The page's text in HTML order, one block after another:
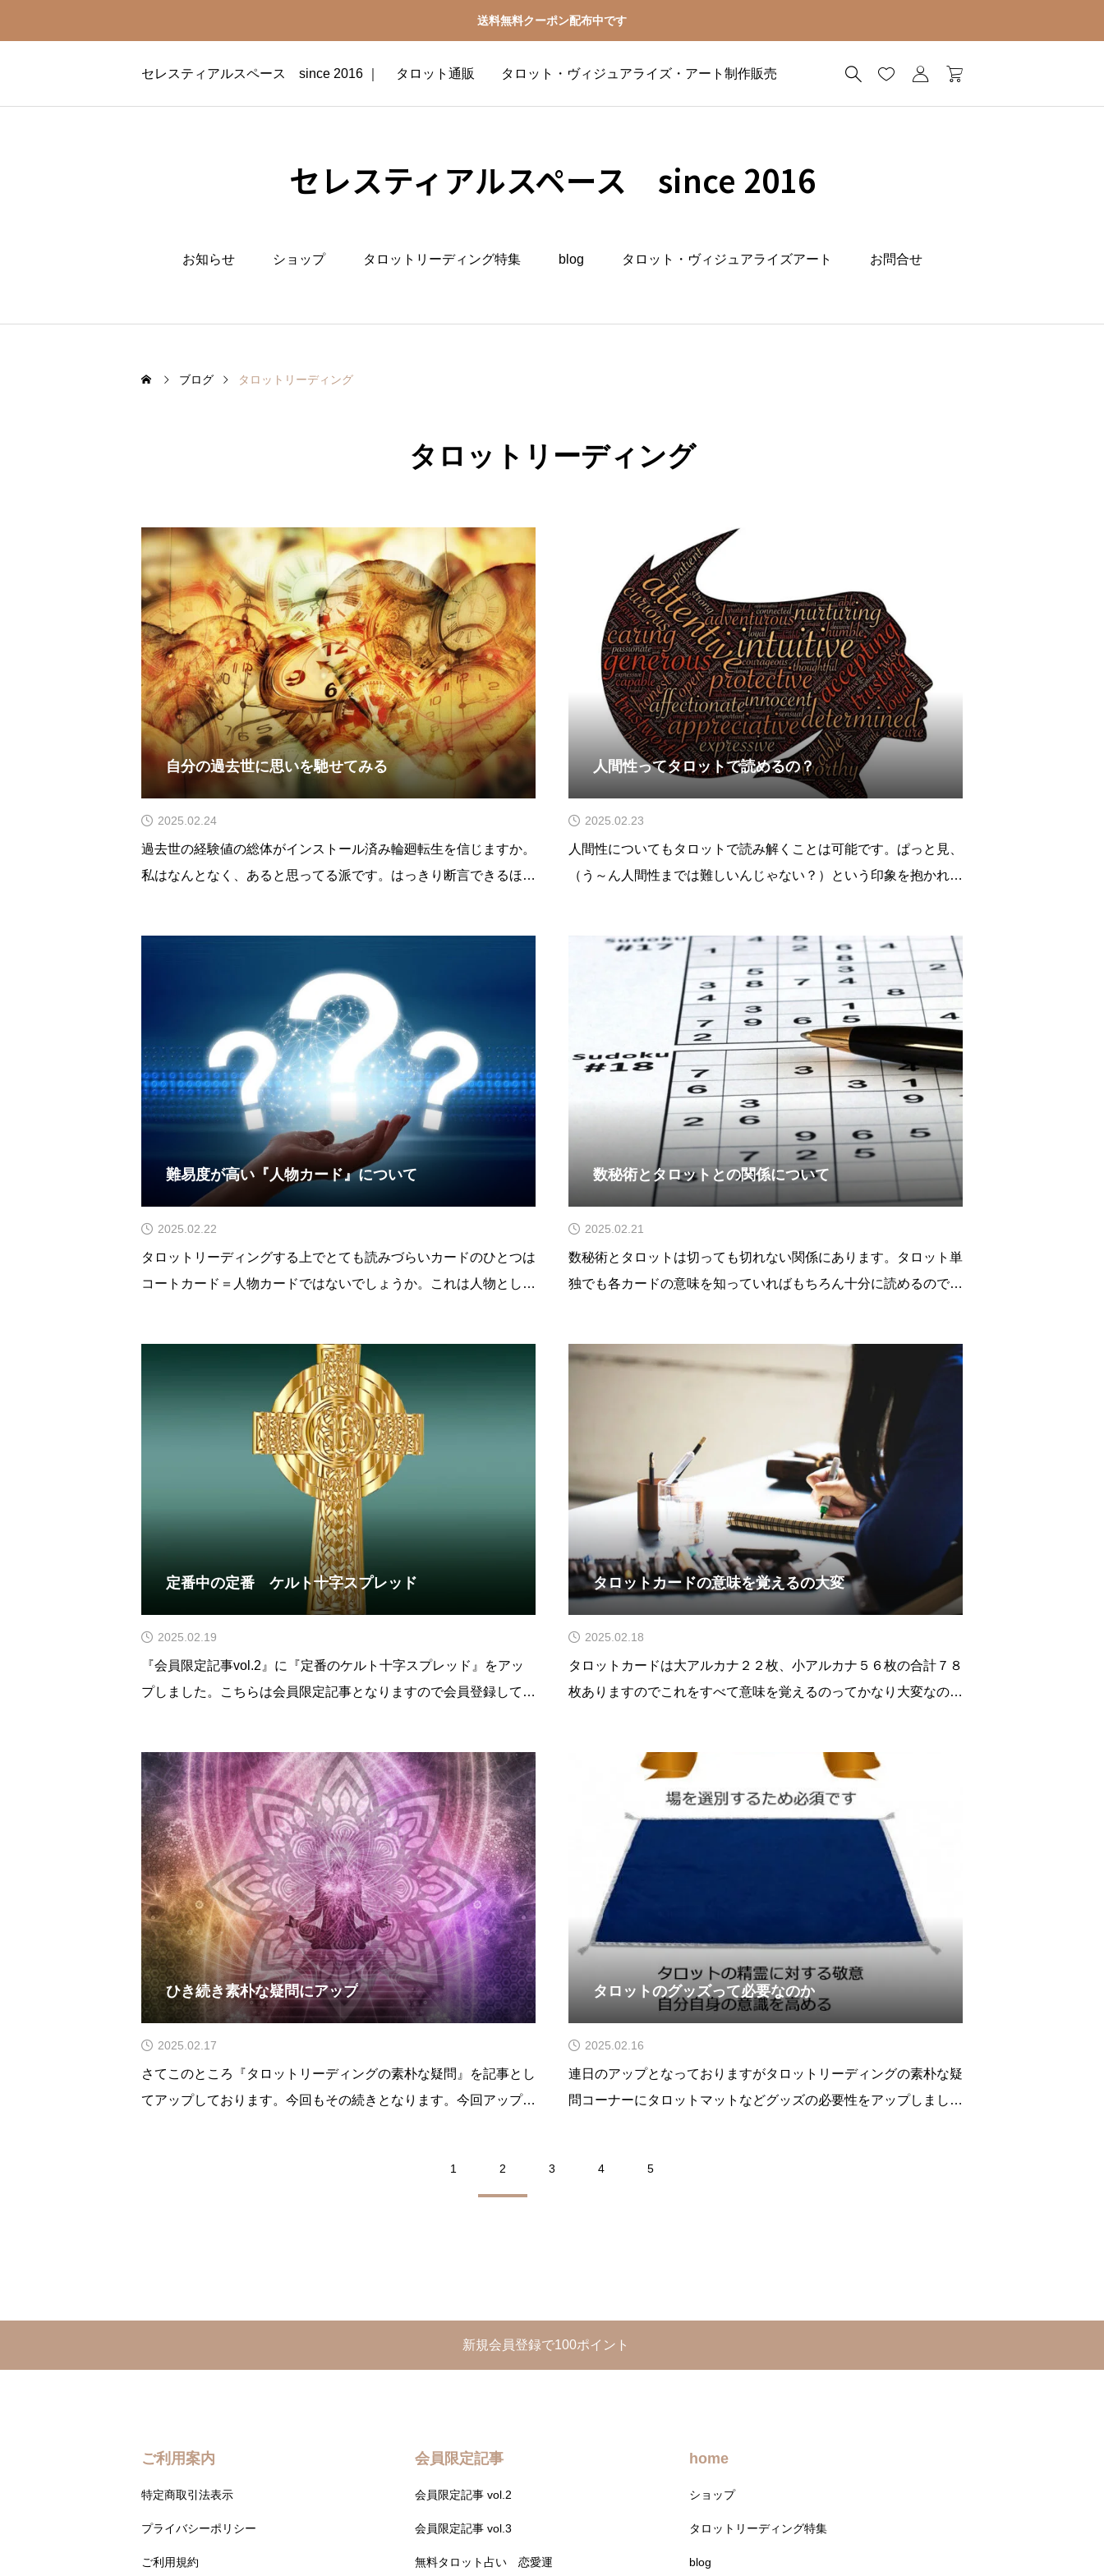
送料無料クーポン配布中です
セレスティアルスペース since 2016 ｜ タロット通販 タロット・ヴィジュアライズ・アート制作販売
セレスティアルスペース since 2016
お知らせ ショップ タロットリーディング特集 blog タロット・ヴィジュアライズアート お問合せ
ブログ タロットリーディング
タロットリーディング
自分の過去世に思いを馳せてみる
2025.02.24
過去世の経験値の総体がインストール済み輪廻転生を信じますか。
私はなんとなく、あると思ってる派です。はっきり断言できるほど
人間性ってタロットで読めるの？
2025.02.23
人間性についてもタロットで読み解くことは可能です。ぱっと見、
（う～ん人間性までは難しいんじゃない？）という印象を抱かれる
できます。ただどうやるのかな？とイメージが掴み辛い
難易度が高い『人物カード』について
2025.02.22
タロットリーディングする上でとても読みづらいカードのひとつは
コートカード＝人物カードではないでしょうか。これは人物として
ただ、不思議と人物としてきちんと出てくることが多いのでそこ
数秘術とタロットとの関係について
2025.02.21
数秘術とタロットは切っても切れない関係にあります。タロット単
独でも各カードの意味を知っていればもちろん十分に読めるのです
したら並行して数秘術の基礎を学んでおかれると良いでしょう。
定番中の定番 ケルト十字スプレッド
2025.02.19
『会員限定記事vol.2』に『定番のケルト十字スプレッド』をアッ
プしました。こちらは会員限定記事となりますので会員登録してご
分そういう方は他にもおられるのではないでしょう
タロットカードの意味を覚えるの大変
2025.02.18
タロットカードは大アルカナ２２枚、小アルカナ５６枚の合計７８
枚ありますのでこれをすべて意味を覚えるのってかなり大変なのは
います。いわゆる暗記、記憶する勉強ってホン
ひき続き素朴な疑問にアップ
2025.02.17
さてこのところ『タロットリーディングの素朴な疑問』を記事とし
てアップしております。今回もその続きとなります。今回アップし
タロットのグッズって必要なのか
2025.02.16
連日のアップとなっておりますがタロットリーディングの素朴な疑
問コーナーにタロットマットなどグッズの必要性をアップしまし
1 2 3 4 5
新規会員登録で100ポイント
ご利用案内
特定商取引法表示
プライバシーポリシー
ご利用規約
会員限定記事
会員限定記事 vol.2
会員限定記事 vol.3
無料タロット占い 恋愛運
home
ショップ
タロットリーディング特集
blog